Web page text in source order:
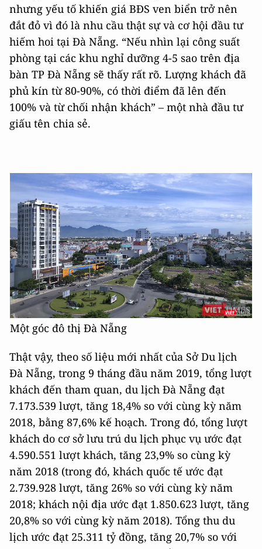
nhưng yếu tố khiến giá BĐS ven biển trở nên
đắt đỏ vì đó là nhu cầu thật sự và cơ hội đầu tư
hiếm hoi tại Đà Nẵng. “Nếu nhìn lại công suất
phòng tại các khu nghỉ dưỡng 4-5 sao trên địa
bàn TP Đà Nẵng sẽ thấy rất rõ. Lượng khách đã
phủ kín từ 80-90%, có thời điểm đã lên đến
100% và từ chối nhận khách” – một nhà đầu tư
giấu tên chia sẻ.
Một góc đô thị Đà Nẵng
Thật vậy, theo số liệu mới nhất của Sở Du lịch
Đà Nẵng, trong 9 tháng đầu năm 2019, tổng lượt
khách đến tham quan, du lịch Đà Nẵng đạt
7.173.539 lượt, tăng 18,4% so với cùng kỳ năm
2018, bằng 87,6% kế hoạch. Trong đó, tổng lượt
khách do cơ sở lưu trú du lịch phục vụ ước đạt
4.590.551 lượt khách, tăng 23,9% so cùng kỳ
năm 2018 (trong đó, khách quốc tế ước đạt
2.739.928 lượt, tăng 26% so với cùng kỳ năm
2018; khách nội địa ước đạt 1.850.623 lượt, tăng
20,8% so với cùng kỳ năm 2018). Tổng thu du
lịch ước đạt 25.311 tỷ đồng, tăng 20,7% so với